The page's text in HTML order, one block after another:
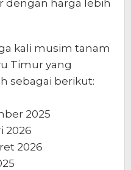
dengan harga lebih
kali musim tanam
Timur yang
sebagai berikut:
2025
2026
2026